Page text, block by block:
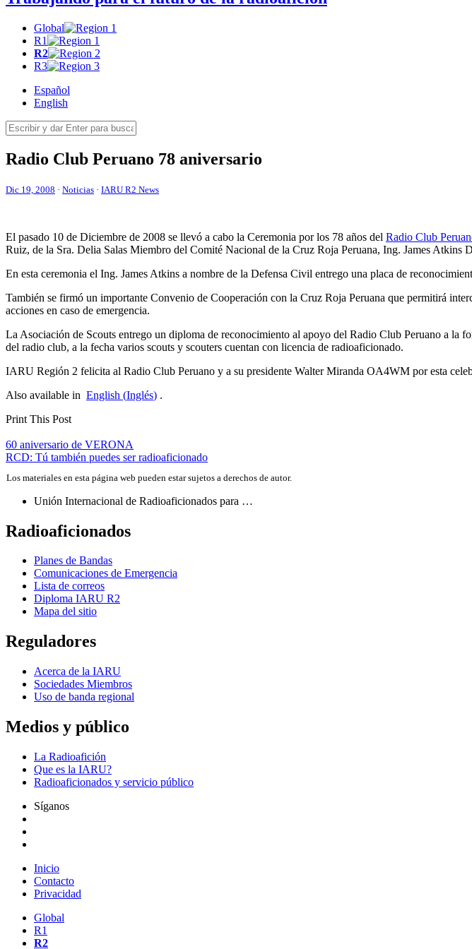
Global
R1
R2
R3
Español
English
Radio Club Peruano 78 aniversario
Dic 19, 2008 · Noticias · IARU R2 News
El pasado 10 de Diciembre de 2008 se llevó a cabo la Ceremonia por los 78 años del Radio Club
Ruiz, de la Sra. Delia Salas Miembro del Comité Nacional de la Cruz Roja Peruana, Ing. James
En esta ceremonia el Ing. James Atkins a nombre de la Defensa Civil entrego una placa de
También se firmó un importante Convenio de Cooperación con la Cruz Roja Peruana que permitirá
acciones en caso de emergencia.
La Asociación de Scouts entrego un diploma de reconocimiento al apoyo del Radio Club Peruano a la
del radio club, a la fecha varios scouts y scouters cuentan con licencia de radioaficionado.
IARU Región 2 felicita al Radio Club Peruano y a su presidente Walter Miranda OA4WM por esta
Also available in English (Inglés) .
Print This Post
Navegación
de
entradas
60 aniversario de VERONA
RCD: Tú también puedes ser radioaficionado
Los materiales en esta página web pueden estar sujetos a derechos de autor.
Unión Internacional de Radioaficionados para …
Radioaficionados
Planes de Bandas
Comunicaciones de Emergencia
Lista de correos
Diploma IARU R2
Mapa del sitio
Reguladores
Acerca de la IARU
Sociedades Miembros
Uso de banda regional
Medios y público
La Radioafición
Que es la IARU?
Radioaficionados y servicio público
Síganos
Inicio
Contacto
Privacidad
Global
R1
R2